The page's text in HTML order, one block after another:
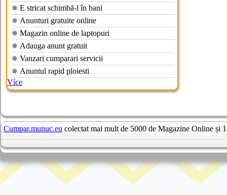
E stricat schimbă-l în bani
Anunturi gratuite online
Magazin online de laptopuri
Adauga anunt gratuit
Vanzari cumparari servicii
Anuntul rapid ploiesti
Více
Cumpar.munuc.eu colectat mai mult de 5000 de Magazine Online și